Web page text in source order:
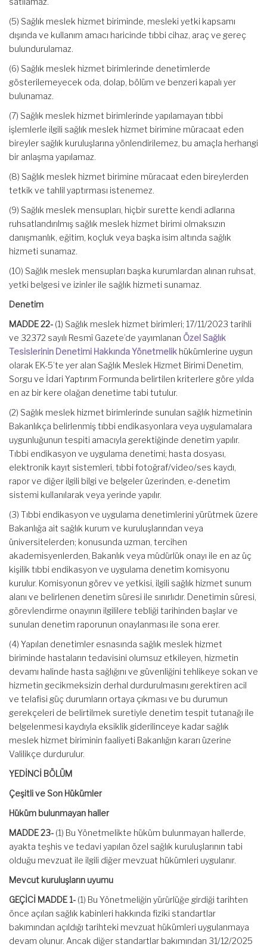
(5) Sağlık meslek hizmet biriminde, mesleki yetki kapsamı
dışında ve kullanım amacı haricinde tıbbi cihaz, araç ve gereç
bulundurulamaz.
(6) Sağlık meslek hizmet birimlerinde denetimlerde
gösterilemeyecek oda, dolap, bölüm ve benzeri kapalı yer
bulunamaz.
(7) Sağlık meslek hizmet birimlerinde yapılamayan tıbbi
işlemlerle ilgili sağlık meslek hizmet birimine müracaat eden
bireyler sağlık kuruluşlarına yönlendirilemez, bu amaçla herhangi
bir anlaşma yapılamaz.
(8) Sağlık meslek hizmet birimine müracaat eden bireylerden
tetkik ve tahlil yaptırması istenemez.
(9) Sağlık meslek mensupları, hiçbir surette kendi adlarına
ruhsatlandırılmış sağlık meslek hizmet birimi olmaksızın
danışmanlık, eğitim, koçluk veya başka isim altında sağlık
hizmeti sunamaz.
(10) Sağlık meslek mensupları başka kurumlardan alınan ruhsat,
yetki belgesi ve izinler ile sağlık hizmeti sunamaz.
Denetim
MADDE 22- (1) Sağlık meslek hizmet birimleri; 17/11/2023 tarihli
ve 32372 sayılı Resmî Gazete’de yayımlanan Özel Sağlık
Tesislerinin Denetimi Hakkında Yönetmelik hükümlerine uygun
olarak EK-5’te yer alan Sağlık Meslek Hizmet Birimi Denetim,
Sorgu ve İdari Yaptırım Formunda belirtilen kriterlere göre yılda
en az bir kere olağan denetime tabi tutulur.
(2) Sağlık meslek hizmet birimlerinde sunulan sağlık hizmetinin
Bakanlıkça belirlenmiş tıbbi endikasyonlara veya uygulamalara
uygunluğunun tespiti amacıyla gerektiğinde denetim yapılır.
Tıbbi endikasyon ve uygulama denetimi; hasta dosyası,
elektronik kayıt sistemleri, tıbbi fotoğraf/video/ses kaydı,
rapor ve diğer ilgili bilgi ve belgeler üzerinden, e-denetim
sistemi kullanılarak veya yerinde yapılır.
(3) Tıbbi endikasyon ve uygulama denetimlerini yürütmek üzere
Bakanlığa ait sağlık kurum ve kuruluşlarından veya
üniversitelerden; konusunda uzman, tercihen
akademisyenlerden, Bakanlık veya müdürlük onayı ile en az üç
kişilik tıbbi endikasyon ve uygulama denetim komisyonu
kurulur. Komisyonun görev ve yetkisi, ilgili sağlık hizmet sunum
alanı ve belirlenen denetim süresi ile sınırlıdır. Denetimin süresi,
görevlendirme onayının ilgililere tebliği tarihinden başlar ve
sunulan denetim raporunun onaylanması ile sona erer.
(4) Yapılan denetimler esnasında sağlık meslek hizmet
biriminde hastaların tedavisini olumsuz etkileyen, hizmetin
devamı halinde hasta sağlığını ve güvenliğini tehlikeye sokan ve
hizmetin gecikmeksizin derhal durdurulmasını gerektiren acil
ve telafisi güç durumların ortaya çıkması ve bu durumun
gerekçeleri de belirtilmek suretiyle denetim tespit tutanağı ile
belgelenmesi kaydıyla eksiklik giderilinceye kadar sağlık
meslek hizmet biriminin faaliyeti Bakanlığın kararı üzerine
Valilikçe durdurulur.
YEDİNCİ BÖLÜM
Çeşitli ve Son Hükümler
Hüküm bulunmayan haller
MADDE 23- (1) Bu Yönetmelikte hüküm bulunmayan hallerde,
ayakta teşhis ve tedavi yapılan özel sağlık kuruluşlarının tabi
olduğu mevzuat ile ilgili diğer mevzuat hükümleri uygulanır.
Mevcut kuruluşların uyumu
GEÇİCİ MADDE 1- (1) Bu Yönetmeliğin yürürlüğe girdiği tarihten
önce açılan sağlık kabinleri hakkında fiziki standartlar
bakımından açıldığı tarihteki mevzuat hükümleri uygulanmaya
devam olunur. Ancak diğer standartlar bakımından 31/12/2025